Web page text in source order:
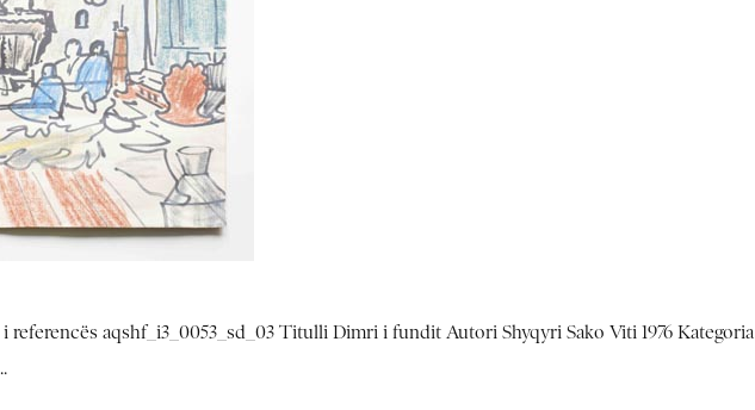
referencës aqshf_i3_0053_sd_03 Titulli Dimri i fundit Autori Shyqyri Sako Viti 1976 Kategoria